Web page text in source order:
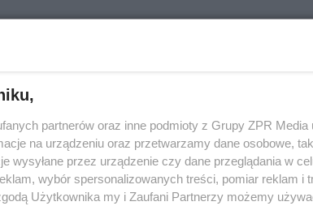
z najczęściej wykorzystywanych
tylko w leczeniudepresji– znajdują one
czyzaburzeń odżywiania.
partnerów oraz inne podmioty z Grupy ZPR
na urządzeniu oraz przetwarzamy dane osobowe,
wysyłane przez urządzenie czy dane przeglądania w
wybór spersonalizowanych treści, pomiar reklam i
Użytkownika my i Zaufani Partnerzy możemy